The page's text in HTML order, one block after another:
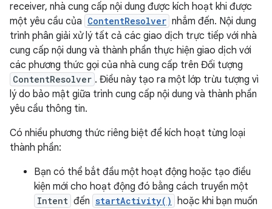
receiver, nhà cung cấp nội dung được kích hoạt khi được
một yêu cầu của ContentResolver nhắm đến. Nội dung
trình phân giải xử lý tất cả các giao dịch trực tiếp với nhà
cung cấp nội dung và thành phần thực hiện giao dịch với
các phương thức gọi của nhà cung cấp trên Đối tượng
ContentResolver . Điều này tạo ra một lớp trừu tượng vì
lý do bảo mật giữa trình cung cấp nội dung và thành phần
yêu cầu thông tin.
Có nhiều phương thức riêng biệt để kích hoạt từng loại
thành phần:
Bạn có thể bắt đầu một hoạt động hoặc tạo điều
kiện mới cho hoạt động đó bằng cách truyền một
Intent đến startActivity() hoặc khi bạn muốn